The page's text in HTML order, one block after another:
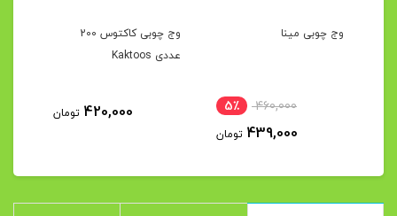
وج چوبی مینا
460,000 5٪
439,000 تومان
وج چوبی کاکتوس 200
عددی Kaktoos
420,000 تومان